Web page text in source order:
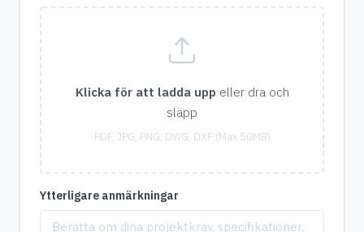
Klicka för att ladda upp eller dra och
släpp
PDF, JPG, PNG, DWG, DXF (Max 50MB)
Ytterligare anmärkningar